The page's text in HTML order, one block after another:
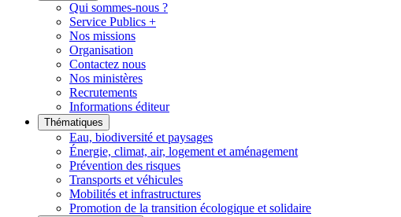
Qui sommes-nous ?
Service Publics +
Nos missions
Organisation
Contactez nous
Nos ministères
Recrutements
Informations éditeur
Thématiques
Eau, biodiversité et paysages
Énergie, climat, air, logement et aménagement
Prévention des risques
Transports et véhicules
Mobilités et infrastructures
Promotion de la transition écologique et solidaire